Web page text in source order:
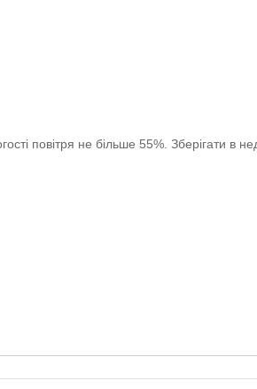
повітря не більше 55%. Зберігати в